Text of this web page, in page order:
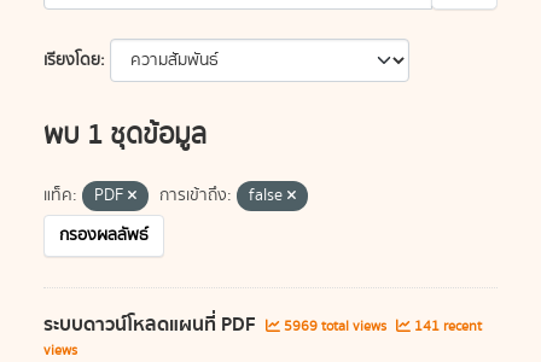
เรียงโดย
พบ 1 ชุดข้อมูล
แท็ค: PDF การเข้าถึง:
false
กรองผลลัพธ์
ระบบดาวน์โหลดแผนที่ PDF 5969 total views
141 recent
views